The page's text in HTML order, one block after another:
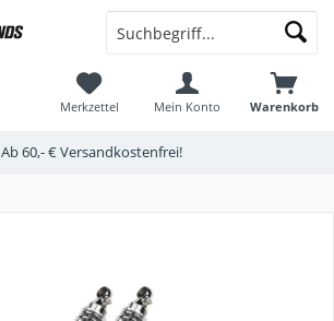
Ab 60,- € Versandkostenfrei!
Warenkorb
Merkzettel Mein Konto